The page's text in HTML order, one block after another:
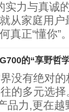
力与真诚
从家庭用
何真正“懂
的“享野哲
有绝对的
的多元选
品力,更在越